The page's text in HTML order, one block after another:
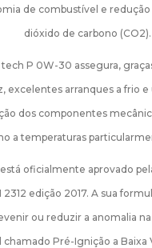
de combustível e
dióxido de carbono (CO2).
tech P 0W-30 assegura,
excelentes arranques a frio
dos componentes
a temperaturas
oficialmente aprovado
2312 edição 2017. A sua
ou reduzir a anomalia
Pré-Ignição a Baixa